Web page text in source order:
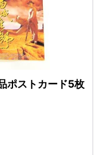
ポストカード5枚